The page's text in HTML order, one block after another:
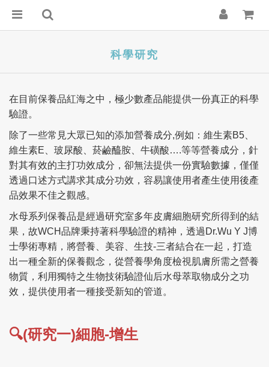
科學研究
在目前保養品紅海之中，極少數產品能提供一份真正的科學
驗證。
除了一些常見大眾已知的添加營養成分,例如：維生素B5
維生素E 、玻尿酸、菸鹼醯胺、牛磺酸….等等營養成分，針
對其有效的主打功效成分，卻無法提供一份實驗數據，僅僅
透過口述方式講求其成分功效，容易讓使用者產生使用後產
品效果不佳之觀感。
水母系列保養品是經過研究室多年皮膚細胞研究所得到的結
果，故WCH品牌秉持著科學驗證的精神，透過 Dr.Wu Y J博
士學術專精，將營養、美容、生技-三者結合在一起，打造
出一種全新的保養觀念，從營養學角度檢視肌膚所需之營養
物質，利用獨特之生物技術驗證仙后水母萃取物成分之功
效，提供使用者一種接受新知的管道。
🔍(研究一)細胞-增生